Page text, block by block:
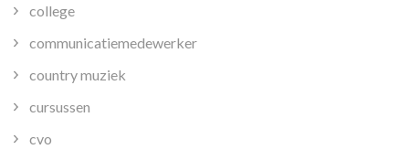
college
communicatiemedewerker
country muziek
cursussen
cvo